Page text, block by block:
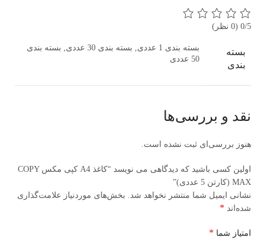
0/5 (0 نظر)
بسته
بندی
بسته بندی 1 عددی, بسته بندی 30 عددی, بسته بندی
50 عددی
نقد و بررسی‌ها
هنوز بررسی‌ای ثبت نشده است.
اولین کسی باشید که دیدگاهی می نویسد “کاغذ A4 کپی مکس COPY
MAX (کارتن 5 عددی)”
نشانی ایمیل شما منتشر نخواهد شد.
بخش‌های موردنیاز علامت‌گذاری
شده‌اند *
امتیاز شما *